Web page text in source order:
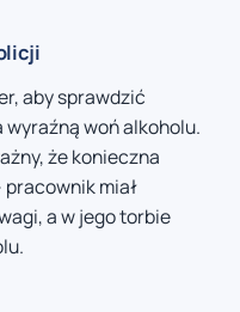
aby sprawdzić
woń alkoholu.
że konieczna
miał
a w jego torbie